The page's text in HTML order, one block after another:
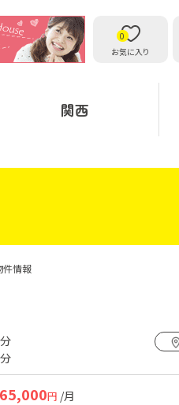
お気に入り
0
関西
件情報
65,000円 /月